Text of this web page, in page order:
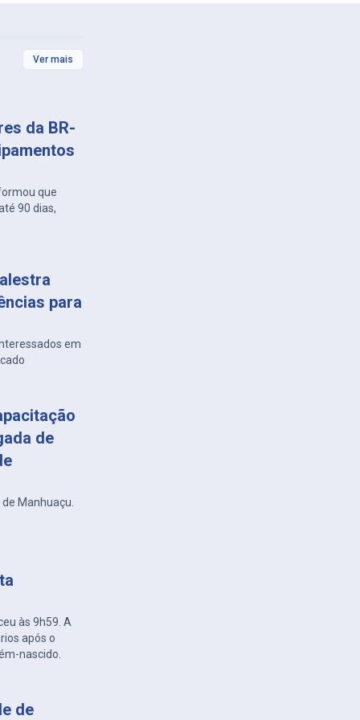
Ver mais
da BR-
que
90 dias,
para
em
de
Manhuaçu.
às 9h59. A
após o
nascido.
de